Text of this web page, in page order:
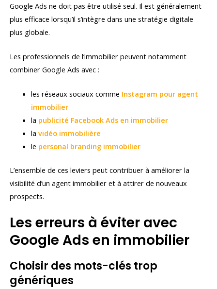
Google Ads ne doit pas être utilisé seul. Il est généralement
plus efficace lorsqu’il s’intègre dans une stratégie digitale
plus globale.
Les professionnels de l’immobilier peuvent notamment
combiner Google Ads avec :
les réseaux sociaux comme Instagram pour agent
immobilier
la publicité Facebook Ads en immobilier
la vidéo immobilière
le personal branding immobilier
L’ensemble de ces leviers peut contribuer à améliorer la
visibilité d’un agent immobilier et à attirer de nouveaux
prospects.
Les erreurs à éviter avec
Google Ads en immobilier
Choisir des mots-clés trop
génériques